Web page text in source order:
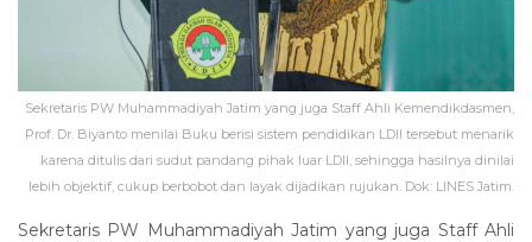
Sekretaris PW Muhammadiyah Jatim yang juga Staff Ahli Kemendikdasmen,
Prof. Dr. Biyanto menilai Buku berisi sistem pendidikan LDII tersebut menarik
karena ditulis dari sudut pandang pihak luar LDII, sehingga hasilnya dinilai
lebih objektif, cukup berbobot dan layak dijadikan rujukan. Dok: LINES Jatim.
Sekretaris PW Muhammadiyah Jatim yang juga Staff Ahli